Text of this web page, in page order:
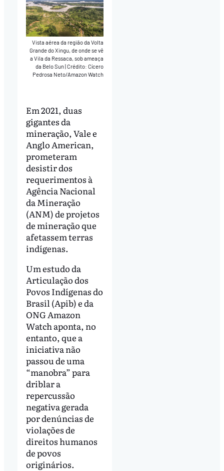
Vista aérea da região da Volta
Grande do Xingu, de onde se vê
a Vila da Ressaca, sob ameaça
da Belo Sun Crédito: Cícero
Pedrosa Neto/Amazon Watch
Em 2021, duas
gigantes da
mineração, Vale e
Anglo American,
prometeram
desistir dos
requerimentos à
Agência Nacional
da Mineração
(ANM) de projetos
de mineração que
afetassem terras
indígenas.
Um estudo da
Articulação dos
Povos Indígenas do
Brasil (Apib) e da
ONG Amazon
Watch aponta, no
entanto, que a
iniciativa não
passou de uma
“manobra” para
driblar a
repercussão
negativa gerada
por denúncias de
violações de
direitos humanos
de povos
originários.